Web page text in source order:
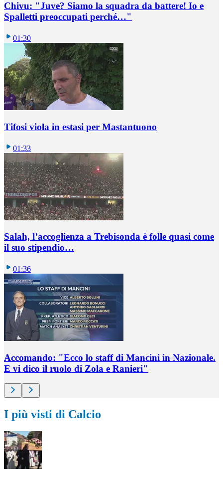
Chivu: "Juve? Siamo la squadra da battere! Io e
Spalletti preoccupati perché…"
01:30
Tifosi viola in estasi per Mastantuono
01:33
Salah, l’accoglienza a Trebisonda è folle quasi come
il suo stipendio…
01:36
Accomando: "Ecco lo staff di Mancini in Nazionale.
E vi dico il ruolo di Zola e Ranieri"
I più visti di Calcio